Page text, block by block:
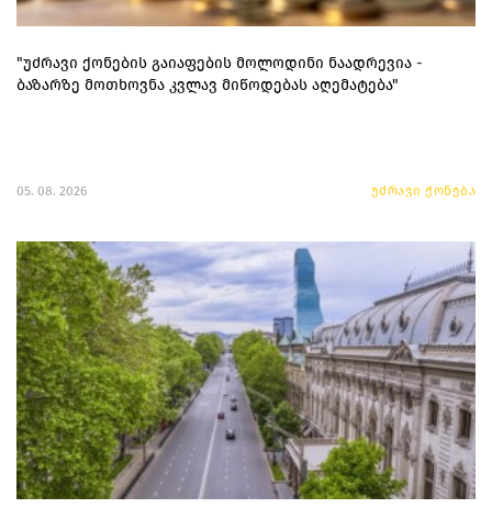
"უძრავი ქონების გაიაფების მოლოდინი ნაადრევია -
ბაზარზე მოთხოვნა კვლავ მიწოდებას აღემატება"
05. 08. 2026 უძრავი ქონება